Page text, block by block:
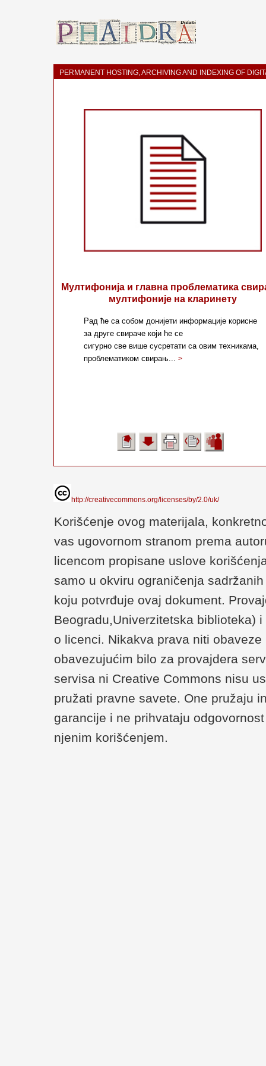
PERMANENT HOSTING, ARCHIVING AND INDEXING OF
Мултифонија и главна проблематика
мултифоније на кларинету
Рад ће са собом донијети информације корисне
за друге свираче који ће се
сигурно све више сусретати са овим техникама,
проблематиком свирањ... >
http://creativecommons.org/licenses/by/2.0/uk/
Korišćenje ovog materijala,
vas ugovornom stranom prema
licencom propisane uslove
samo u okviru ograničenja
koju potvrđuje ovaj dokument.
Beogradu,Univerzitetska biblioteka)
o licenci. Nikakva prava niti
obavezujućim bilo za provajdera
servisa ni Creative Commons nisu
pružati pravne savete. One pružaju
garancije i ne prihvataju
njenim korišćenjem.